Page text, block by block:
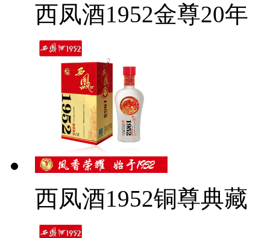
西凤酒1952金尊20年
西凤酒1952铜尊典藏